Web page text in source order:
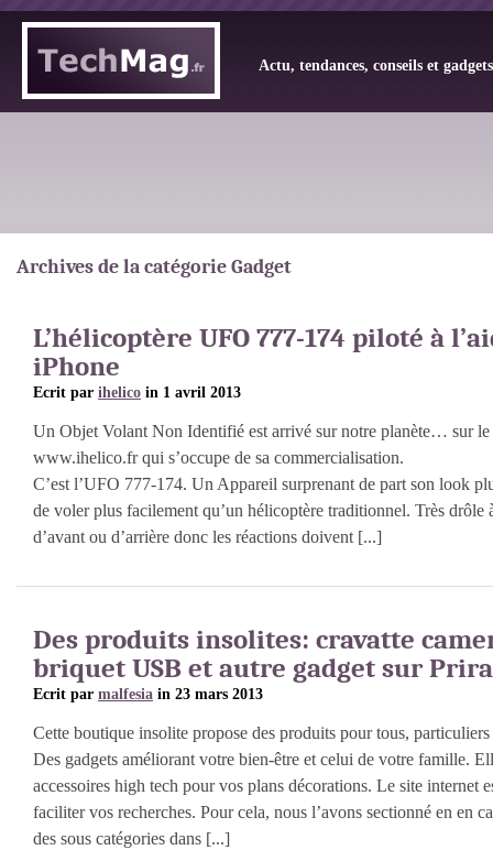
Actu, tendances, conseils et
Archives de la catégorie Gadget
L’hélicoptère UFO 777-174 piloté à
iPhone
Ecrit par ihelico in 1 avril 2013
Un Objet Volant Non Identifié est arrivé sur notre planète… sur le
www.ihelico.fr qui s’occupe de sa commercialisation.
C’est l’UFO 777-174. Un Appareil surprenant de part son look
de voler plus facilement qu’un hélicoptère traditionnel. Très drôle
d’avant ou d’arrière donc les réactions doivent [...]
Des produits insolites: cravatte
briquet USB et autre gadget sur
Ecrit par malfesia in 23 mars 2013
Cette boutique insolite propose des produits pour tous,
Des gadgets améliorant votre bien-être et celui de votre famille.
accessoires high tech pour vos plans décorations. Le site internet
faciliter vos recherches. Pour cela, nous l’avons sectionné en en
des sous catégories dans [...]